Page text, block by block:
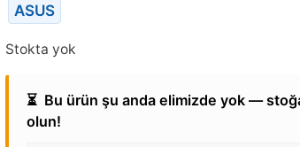
ASUS
Stokta yok
⏳ Bu ürün şu anda elimizde yok —
olun!